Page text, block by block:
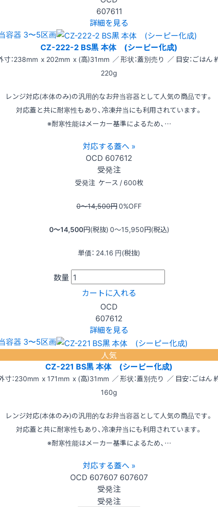
607611
詳細を見る
容器 3〜5区画
CZ-222-2 BS黒 本体 (シーピー化成)
寸：238mm x 202mm x (高)31mm ／ 形状：蓋別売り ／ 目安：ごはん
220g
レンジ対応(本体のみ)の汎用的なお弁当容器として人気の商品です。
対応蓋と共に耐寒性もあり、冷凍弁当にも利用されています。
※耐寒性能はメーカー基準によるため、…
対応する蓋へ »
OCD 607612
受発注
受発注 ケース / 600枚
0〜14,500円0%OFF
0〜14,500円(税抜) 0〜15,950円(税込)
単価： 24.16 円(税抜)
数量
カートに入れる
OCD
607612
詳細を見る
容器 3〜5区画
人気
CZ-221 BS黒 本体 (シーピー化成)
寸：230mm x 171mm x (高)31mm ／ 形状：蓋別売り ／ 目安：ごはん
160g
レンジ対応(本体のみ)の汎用的なお弁当容器として人気の商品です。
対応蓋と共に耐寒性もあり、冷凍弁当にも利用されています。
※耐寒性能はメーカー基準によるため、…
対応する蓋へ »
OCD 607607 607607
受発注
受発注